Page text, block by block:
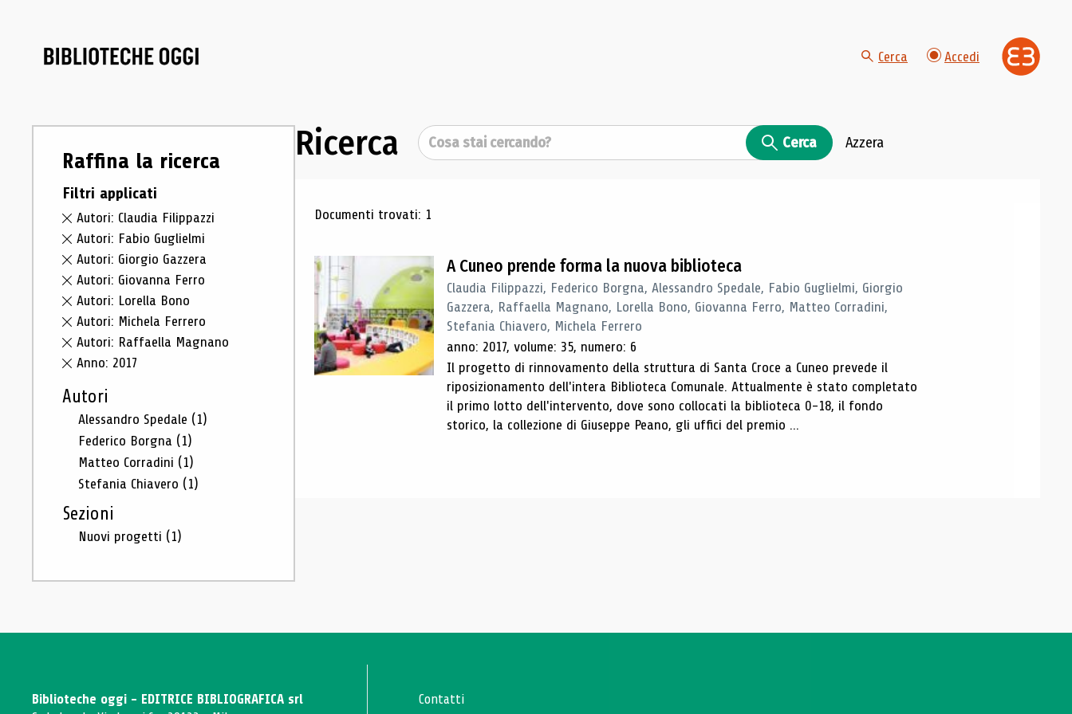
Cerca Accedi
Raffina la ricerca
Filtri applicati
Autori: Claudia Filippazzi
Autori: Fabio Guglielmi
Autori: Giorgio Gazzera
Autori: Giovanna Ferro
Autori: Lorella Bono
Autori: Michela Ferrero
Autori: Raffaella Magnano
Anno: 2017
Autori
Alessandro Spedale (1)
Federico Borgna (1)
Matteo Corradini (1)
Stefania Chiavero (1)
Sezioni
Nuovi progetti (1)
Ricerca Cerca Cerca Azzera
Risultati di ricerca
Documenti trovati: 1
A Cuneo prende forma la nuova biblioteca
Claudia Filippazzi, Federico Borgna, Alessandro Spedale, Fabio Guglielmi, Giorgio
Gazzera, Raffaella Magnano, Lorella Bono, Giovanna Ferro, Matteo Corradini,
Stefania Chiavero, Michela Ferrero
anno: 2017, volume: 35, numero: 6
Il progetto di rinnovamento della struttura di Santa Croce a Cuneo prevede il
riposizionamento dell'intera Biblioteca Comunale. Attualmente è stato completato
il primo lotto dell'intervento, dove sono collocati la biblioteca 0-18, il fondo
storico, la collezione di Giuseppe Peano, gli uffici del premio ...
Biblioteche oggi - EDITRICE BIBLIOGRAFICA srl
Contatti